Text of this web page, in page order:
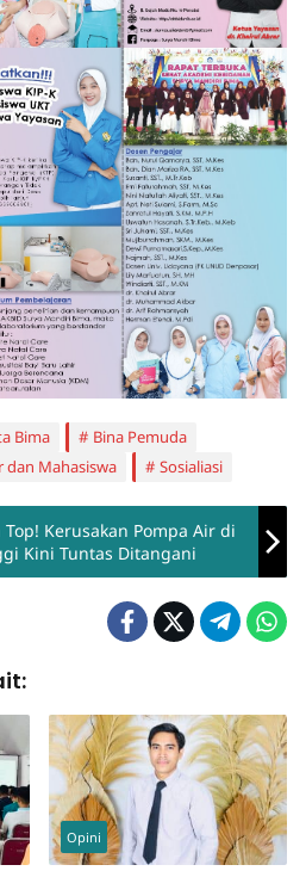
Bima
Bina Pemuda
dan Mahasiswa Sosialiasi
Top! Kerusakan Pompa Air di
Kini Tuntas Ditangani
Opini